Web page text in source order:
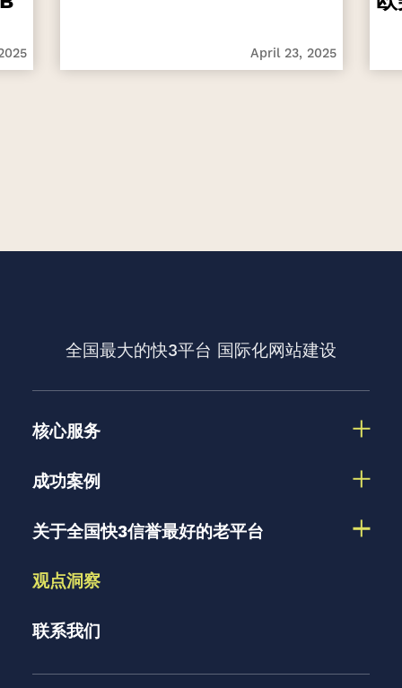
April 23, 2025
全国最大的快3平台 国际化网站建设
核心服务
成功案例
关于全国快3信誉最好的老平台
观点洞察
联系我们